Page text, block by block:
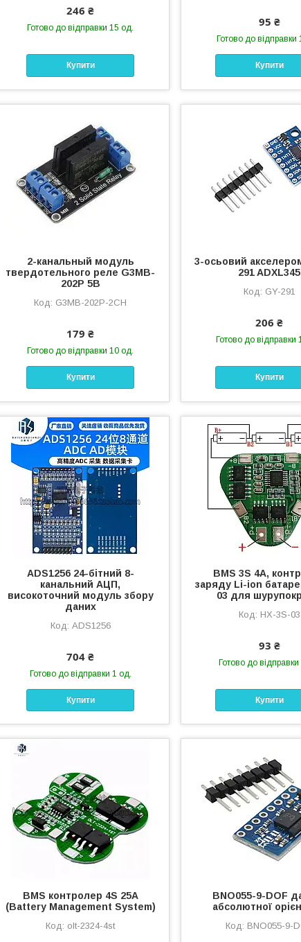
246 ₴
Готово до відправки 15 од.
Купити
95 ₴
Готово до відправки
Купити
2-канальный модуль
твердотельного реле G3MB-
202P 5В
G3MB-202P-2CH
179 ₴
Готово до відправки 10 од.
Купити
3-осьовий
291 ADXL345
GY-291
206 ₴
Готово до відправки
Купити
ADS1256 24-бітний 8-
канальний АЦП,
високоточний модуль збору
даних
ADS1256
704 ₴
Готово до відправки 1 од.
Купити
BMS 3S 4A,
заряду Li-ion
03 для
HX-3S-03
93 ₴
Готово до відправки
Купити
BMS контролер 4S 25A
(Battery Management System)
olt-2324-4st
BNO055-9-DOF
абсолютної
BNO055-9-